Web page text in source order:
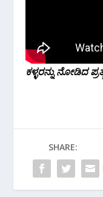
ಕಳ್ಳರನ್ನು ನೋಡಿದ
SHARE: